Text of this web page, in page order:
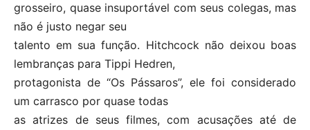
grosseiro, quase insuportável com seus colegas, mas
não é justo negar seu
talento em sua função. Hitchcock não deixou boas
lembranças para Tippi Hedren,
protagonista de “Os Pássaros”, ele foi considerado
um carrasco por quase todas
as atrizes de seus filmes, com acusações até de